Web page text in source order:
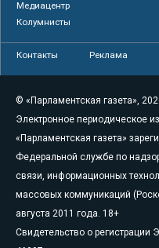
Медиацентр
Колумнисты
Контакты Реклама
© «Парламентская газета»,
Электронное периодическое
«Парламентская газета»
Федеральной службе по
связи, информационных
массовых коммуникаций
августа 2011 года. 18+
Свидетельство о